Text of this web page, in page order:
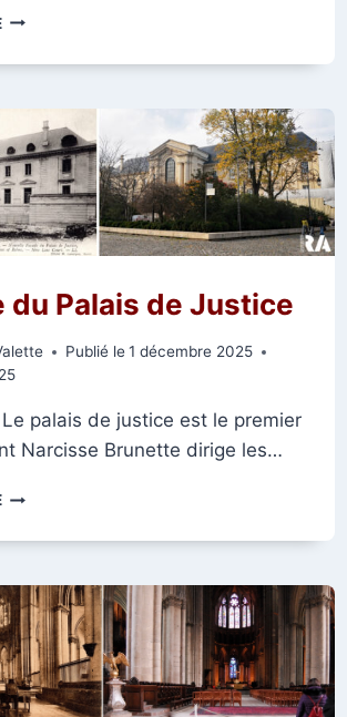
RUE
DOCTEUR
du Palais de Justice
Publié le 1 décembre 2025
palais de justice est le premier
Narcisse Brunette dirige les…
L’ARRIÈRE
PALAIS
JUSTICE